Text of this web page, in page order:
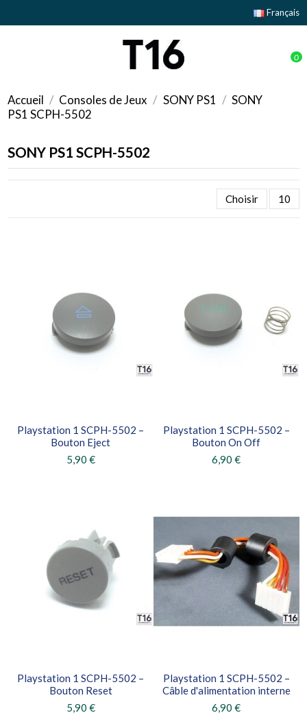
Français
0
Accueil Consoles de Jeux SONY PS1
SONY
PS1 SCPH-5502
SONY PS1 SCPH-5502
Choisir 10
Playstation 1 SCPH-5502 –
Bouton Eject
5,90 €
Playstation 1 SCPH-5502 –
Bouton On Off
6,90 €
Playstation 1 SCPH-5502 –
Bouton Reset
5,90 €
Playstation 1 SCPH-5502 –
Câble d'alimentation interne
6,90 €